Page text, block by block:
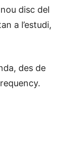
disc del
a l’estudi,
des de